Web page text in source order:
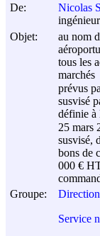
De:
Nicolas
Objet:
au nom
tous les
marchés
prévus
susvisé
définie à
25 mars
susvisé,
bons de
000 €
Groupe:
Service